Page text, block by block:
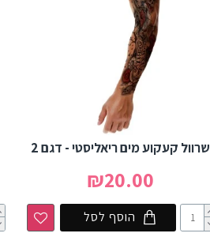
שרוול קעקוע מים ריאליסטי - דגם 2
₪20.00
הוסף לסל